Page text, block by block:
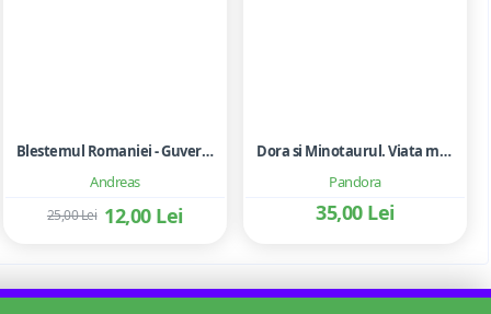
Andreas
Blestemul Romaniei - Guvernarile corupte, partidele parazitare
12,00 Lei
25,00 Lei
Pandora
Dora si Minotaurul. Viata mea cu Picasso - Slavenka Drakulić
35,00 Lei